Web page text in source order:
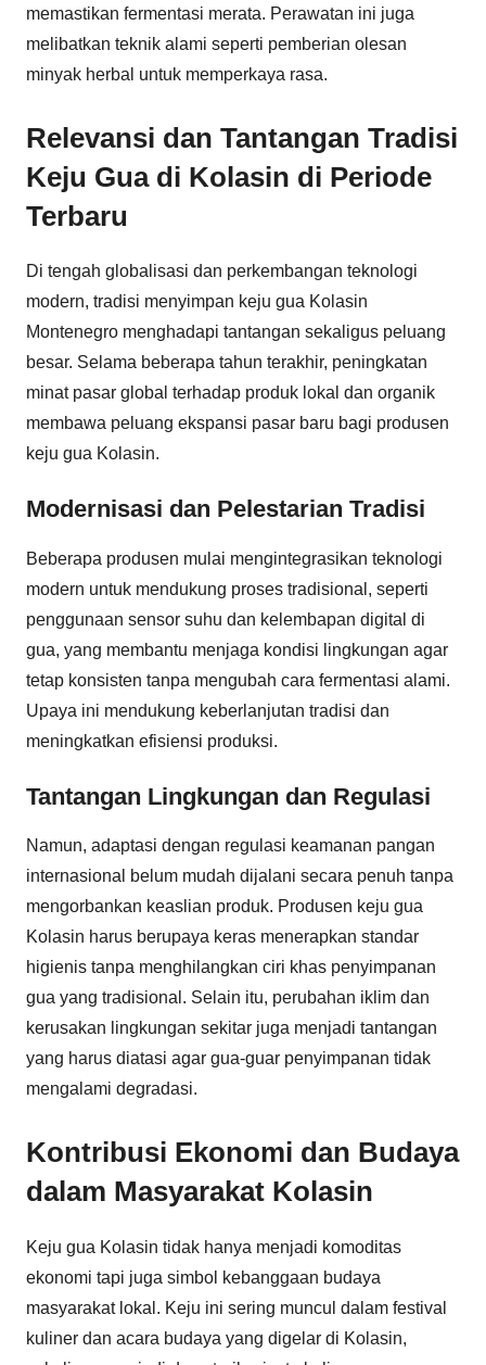
memastikan fermentasi merata. Perawatan ini juga
melibatkan teknik alami seperti pemberian olesan
minyak herbal untuk memperkaya rasa.
Relevansi dan Tantangan Tradisi
Keju Gua di Kolasin di Periode
Terbaru
Di tengah globalisasi dan perkembangan teknologi
modern, tradisi menyimpan keju gua Kolasin
Montenegro menghadapi tantangan sekaligus peluang
besar. Selama beberapa tahun terakhir, peningkatan
minat pasar global terhadap produk lokal dan organik
membawa peluang ekspansi pasar baru bagi produsen
keju gua Kolasin.
Modernisasi dan Pelestarian Tradisi
Beberapa produsen mulai mengintegrasikan teknologi
modern untuk mendukung proses tradisional, seperti
penggunaan sensor suhu dan kelembapan digital di
gua, yang membantu menjaga kondisi lingkungan agar
tetap konsisten tanpa mengubah cara fermentasi alami.
Upaya ini mendukung keberlanjutan tradisi dan
meningkatkan efisiensi produksi.
Tantangan Lingkungan dan Regulasi
Namun, adaptasi dengan regulasi keamanan pangan
internasional belum mudah dijalani secara penuh tanpa
mengorbankan keaslian produk. Produsen keju gua
Kolasin harus berupaya keras menerapkan standar
higienis tanpa menghilangkan ciri khas penyimpanan
gua yang tradisional. Selain itu, perubahan iklim dan
kerusakan lingkungan sekitar juga menjadi tantangan
yang harus diatasi agar gua-guar penyimpanan tidak
mengalami degradasi.
Kontribusi Ekonomi dan Budaya
dalam Masyarakat Kolasin
Keju gua Kolasin tidak hanya menjadi komoditas
ekonomi tapi juga simbol kebanggaan budaya
masyarakat lokal. Keju ini sering muncul dalam festival
kuliner dan acara budaya yang digelar di Kolasin,